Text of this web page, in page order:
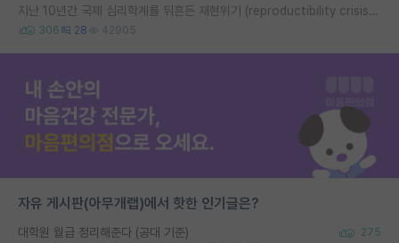
지난 10년간 국제 심리학계를 뒤흔든 재현위기 (reproductibility crisis) 요약 (1편)
306 28 42905
자유 게시판(아무개랩)에서 핫한 인기글은?
대학원 월급 정리해준다 (공대 기준) 275